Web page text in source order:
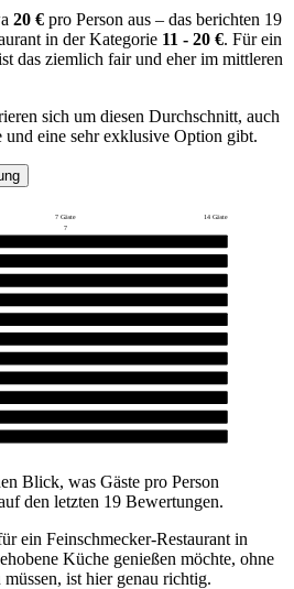
20 € pro Person aus – das berichten 19
in der Kategorie 11 - 20 €. Für ein
das ziemlich fair und eher im mittleren
sich um diesen Durchschnitt, auch
und eine sehr exklusive Option gibt.
7 Gäste
14 Gäste
7
Blick, was Gäste pro Person
den letzten 19 Bewertungen.
ein Feinschmecker-Restaurant in
Küche genießen möchte, ohne
ist hier genau richtig.